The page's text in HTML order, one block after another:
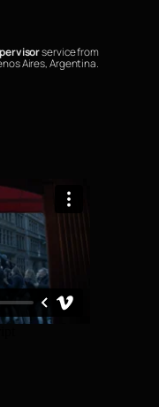
service from
Aires, Argentina.